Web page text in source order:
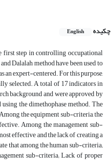
چکیده
English
first step in controlling occupational
Dalalah method have been used to
an expert-centered. For this purpose,
selected. A total of 17 indicators in
background and were approved by
the dimethophase method. The
the equipment sub-criteria, the
Among the management sub-
effective and the lack of creating a
that among the human sub-criteria;
sub-criteria; Lack of proper